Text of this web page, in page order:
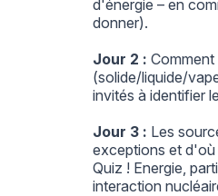
d'énergie – en
donner).
Jour 2 :
(solide/liquide/
invités à identifier
Jour 3 : Les
exceptions et d'où
Quiz ! Energie,
interaction